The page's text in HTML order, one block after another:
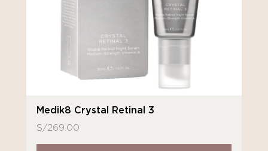
Medik8 Crystal Retinal 3
S/269.00